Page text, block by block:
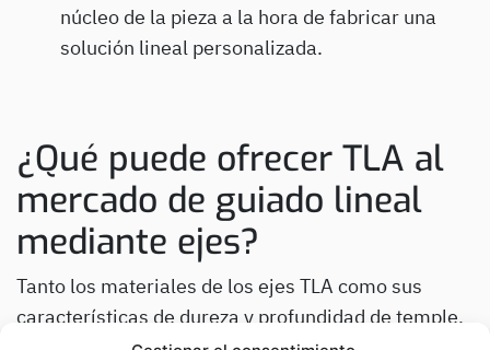
núcleo de la pieza a la hora de fabricar una
solución lineal personalizada.
¿Qué puede ofrecer TLA al
mercado de guiado lineal
mediante ejes?
Tanto los materiales de los ejes TLA como sus
características de dureza y profundidad de temple,